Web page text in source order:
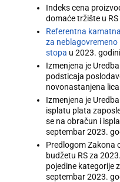
Indeks cena
domaće tržište u
Referentna
za neblagovremeno
stopa u 2023. godini
Izmenjena je
podsticaja
novonastanjena
Izmenjena je
isplatu plata
se na obračun i
septembar 2023.
Predlogom Zakona
budžetu RS za
pojedine kategorije
septembar 2023.